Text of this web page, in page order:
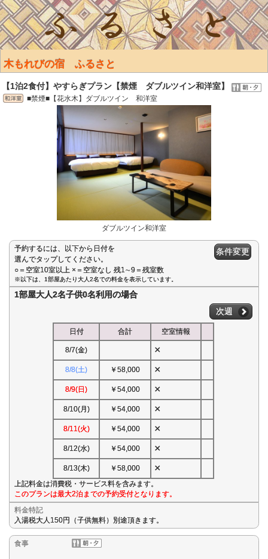
木もれびの宿 ふるさと
【1泊2食付】やすらぎプラン【禁煙 ダブルツイン和洋室】
■禁煙■【花水木】ダブルツイン 和洋室
ダブルツイン和洋室
予約するには、以下から日付を
選んでタップしてください。
○＝空室10室以上 ×＝空室なし 残1∼9＝残室数
条件変更
※以下は、1部屋あたり大人2名での料金を表示しています。
1部屋大人2名子供0名利用の場合
次週
日付 合計 空室情報
8/7(金) ×
8/8(土) ￥58,000 ×
8/9(日) ￥54,000 ×
8/10(月) ￥54,000 ×
8/11(火) ￥54,000 ×
8/12(水) ￥54,000 ×
8/13(木) ￥58,000 ×
上記料金は消費税・サービス料を含みます。
このプランは最大2泊までの予約受付となります。
料金特記
入湯税大人150円（子供無料）別途頂きます。
食事